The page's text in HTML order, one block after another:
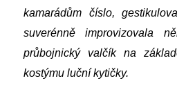
kamarádům číslo,
suverénně improvizovala
průbojnický valčík na
kostýmu luční kytičky.